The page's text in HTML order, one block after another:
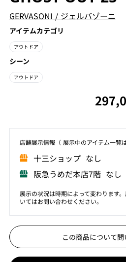
GERVASONI / ジェルバゾーニ
アイテムカテゴリ
アウトドア
シーン
アウトドア
店舗展⽰情報（ 展⽰中のアイテム⼀覧
⼗三ショップ なし
阪急うめだ本店7階 なし
展示の状況は時期によって変わります
いてはお問い合わせください。
この商品について